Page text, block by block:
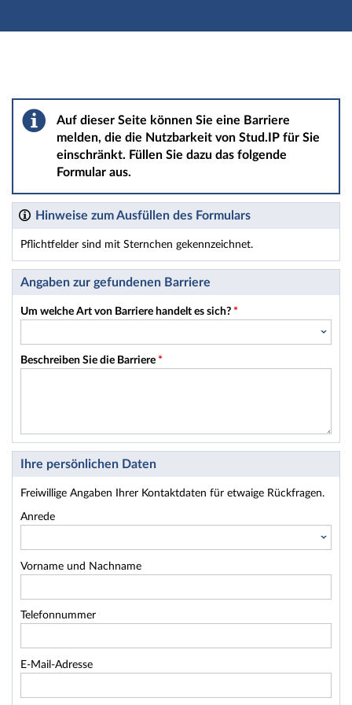
Hauptnavigation
Barriere melden
Auf dieser Seite können Sie eine Barriere
melden, die die Nutzbarkeit von Stud.IP für Sie
einschränkt. Füllen Sie dazu das folgende
Formular aus.
Hinweise zum Ausfüllen des Formulars
Pflichtfelder sind mit Sternchen gekennzeichnet.
Dieses Formular enthält Pflichtfelder.
Angaben zur gefundenen Barriere
Um welche Art von Barriere handelt es sich? *
Beschreiben Sie die Barriere *
Ihre persönlichen Daten
Freiwillige Angaben Ihrer Kontaktdaten für etwaige Rückfragen.
Anrede
Vorname und Nachname
Telefonnummer
E-Mail-Adresse